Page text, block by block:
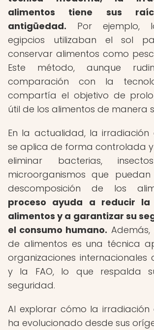
alimentos tiene sus
antigüedad. Por ejemplo,
egipcios utilizaban el sol
conservar alimentos como
Este método, aunque
comparación con la
compartía el objetivo de
útil de los alimentos de manera
En la actualidad, la irradiación
se aplica de forma controlada
eliminar bacterias,
microorganismos que
descomposición de los
proceso ayuda a reducir
alimentos y a garantizar su
el consumo humano.
de alimentos es una técnica
organizaciones internacionales
y la FAO, lo que respalda
seguridad.
Al explorar cómo la irradiación
ha evolucionado desde sus